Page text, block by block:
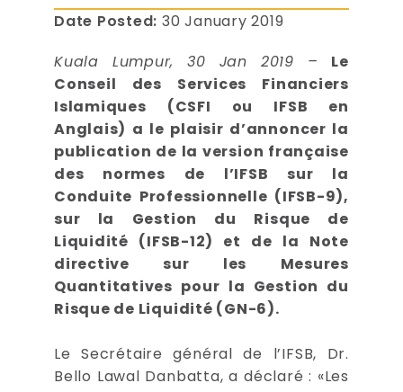
Date Posted:30 January 2019
Kuala Lumpur, 30 Jan 2019 – Le
Conseil des Services Financiers
Islamiques (CSFI ou IFSB en
Anglais) a le plaisir d’annoncer la
publication de la version française
des normes de l’IFSB sur la
Conduite Professionnelle (IFSB-9),
sur la Gestion du Risque de
Liquidité (IFSB-12) et de la Note
directive sur les Mesures
Quantitatives pour la Gestion du
Risque de Liquidité (GN-6).
Le Secrétaire général de l’IFSB, Dr.
Bello Lawal Danbatta, a déclaré : «Les